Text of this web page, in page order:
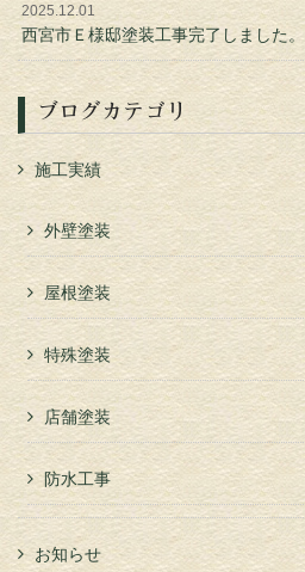
2025.12.01
西宮市Ｅ様邸塗装工事完了しました。
ブログカテゴリ
施工実績
外壁塗装
屋根塗装
特殊塗装
店舗塗装
防水工事
お知らせ